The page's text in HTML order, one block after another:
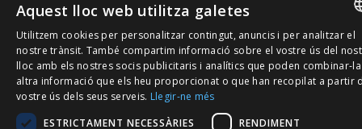
SPANISH
CATALÀ
Aquest lloc web utilitza galetes
Utilitzem cookies per personalitzar contingut, anuncis i per analitzar el
nostre trànsit. També compartim informació sobre el vostre ús del
lloc amb els nostres socis publicitaris i analítics que poden combinar-
altra informació que els heu proporcionat o que han recopilat a partir
vostre ús dels seus serveis. Llegir-ne més
ESTRICTAMENT NECESSÀRIES
RENDIMENT